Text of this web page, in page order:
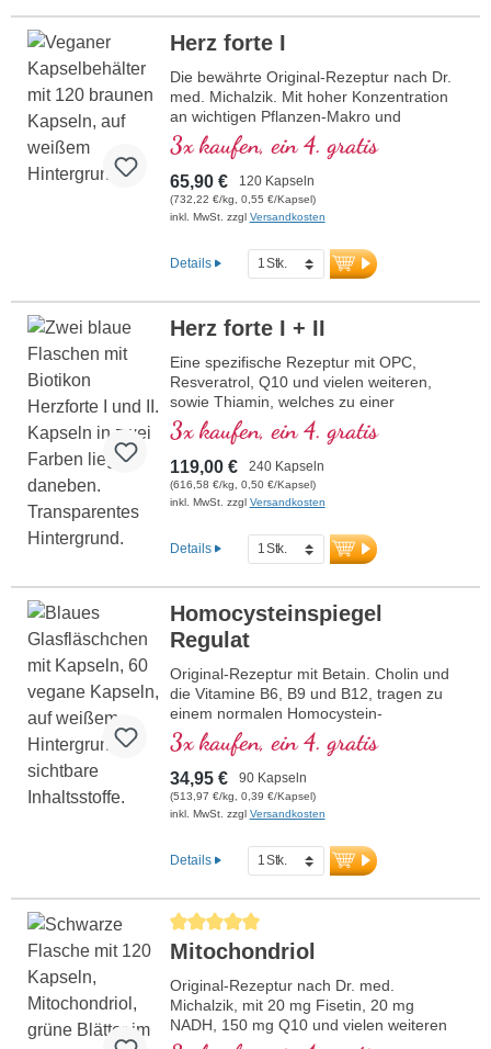
Herz forte I
Die bewährte Original-Rezeptur nach Dr.
med. Michalzik. Mit hoher Konzentration
an wichtigen Pflanzen-Makro und
Mikronährstoffen. Mit wertvollem OPC,
Q10, reinem Trans-Resveratrol, rotem
Ginseng, natürliches Vitamin E und vielen
weitere wichtige Mikronährstoffe. Optimal
ergänzt durch die Rezeptur Herz forte 2.
23 Jahren aus eigener Produktion in
Deutschland von traditionsreichem
Ärtzeteam mit hoher Pflanzenstoff-,
Makro- und Mikronähstoffexpertise unter
der Leitung von Dr. med. Alexander
Michalzik.
3x kaufen, ein 4. gratis
65,90 € 120 Kapseln
(732,22 €/kg, 0,55 €/Kapsel)
inkl. MwSt. zzgl Versandkosten
Details
Herz forte I + II
Eine spezifische Rezeptur mit OPC,
Resveratrol, Q10 und vielen weiteren,
sowie Thiamin, welches zu einer
normalen Herzfunktion beiträgt. (Rezeptur
1 und Rezeptur 2)
3x kaufen, ein 4. gratis
119,00 € 240 Kapseln
(616,58 €/kg, 0,50 €/Kapsel)
inkl. MwSt. zzgl Versandkosten
Details
Homocysteinspiegel
Regulat
Original-Rezeptur mit Betain. Cholin und
die Vitamine B6, B9 und B12, tragen zu
einem normalen Homocystein-
Stoffwechsel bei. Betain muss mit mind.
1,5 g enthalten sein, um eine Wirkung auf
den Homocysteinspiegel zu haben. B-
Vitamine in bioaktiver Form.
3x kaufen, ein 4. gratis
34,95 € 90 Kapseln
(513,97 €/kg, 0,39 €/Kapsel)
inkl. MwSt. zzgl Versandkosten
Details
Durchschnittliche Bewertung von 5 von 5 Sternen
Mitochondriol
Original-Rezeptur nach Dr. med.
Michalzik, mit 20 mg Fisetin, 20 mg
NADH, 150 mg Q10 und vielen weiteren
wichtigen Mitochondrien-Mitteln. Mit dem